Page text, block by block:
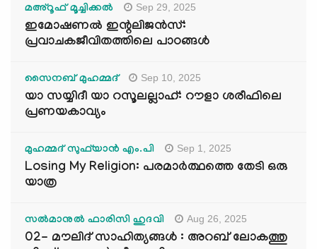
മഅ്റൂഫ് മൂച്ചിക്കല്‍ Sep 29, 2025
ഇമോഷണൽ ഇന്റലിജൻസ്:
പ്രവാചകജീവിതത്തിലെ പാഠങ്ങൾ
സൈനബ് മുഹമ്മദ് Sep 10, 2025
യാ സയ്യിദീ യാ റസൂലല്ലാഹ്: റൗളാ ശരീഫിലെ
പ്രണയകാവ്യം
മുഹമ്മദ് സുഫ്‌യാൻ എം.പി Sep 1, 2025
Losing My Religion: പരമാർത്ഥത്തെ തേടി ഒരു
യാത്ര
സൽമാനുൽ ഫാരിസി ഹുദവി Aug 26, 2025
02- മൗലിദ് സാഹിത്യങ്ങൾ : അറബ് ലോകത്തു